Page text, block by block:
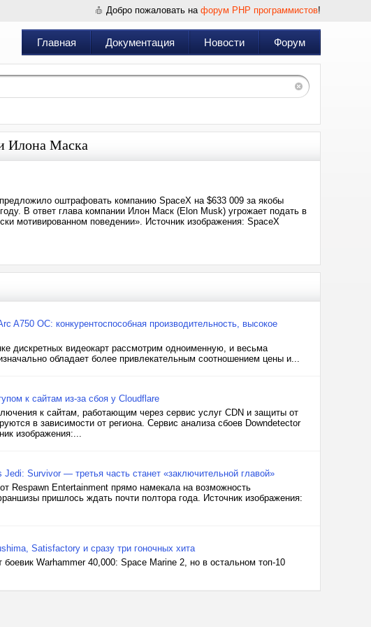
Добро пожаловать на форум PHP программистов!
Главная Документация Новости Форум
Илона Маска
оштрафовать компанию SpaceX на $633 009 за якобы
В ответ глава компании Илон Маск (Elon Musk) угрожает подать в
мотивированном поведении». Источник изображения: SpaceX
A750 OC: конкурентоспособная производительность, высокое
дискретных видеокарт рассмотрим одноименную, и весьма
обладает более привлекательным соотношением цены и...
к сайтам из-за сбоя у Cloudflare
к сайтам, работающим через сервис услуг CDN и защиты от
в зависимости от региона. Сервис анализа сбоев Downdetector
изображения:...
Survivor — третья часть станет «заключительной главой»
Respawn Entertainment прямо намекала на возможность
пришлось ждать почти полтора года. Источник изображения:
Satisfactory и сразу три гоночных хита
Warhammer 40,000: Space Marine 2, но в остальном топ-10